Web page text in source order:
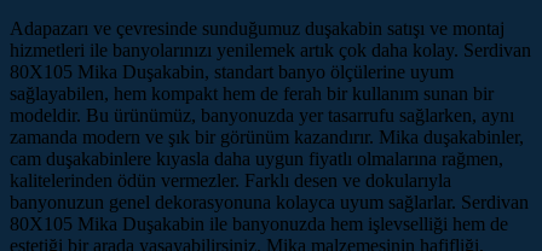
Adapazarı ve çevresinde sunduğumuz duşakabin satışı ve montaj
hizmetleri ile banyolarınızı yenilemek artık çok daha kolay. Serdivan
80X105 Mika Duşakabin, standart banyo ölçülerine uyum
sağlayabilen, hem kompakt hem de ferah bir kullanım sunan bir
modeldir. Bu ürünümüz, banyonuzda yer tasarrufu sağlarken, aynı
zamanda modern ve şık bir görünüm kazandırır. Mika duşakabinler,
cam duşakabinlere kıyasla daha uygun fiyatlı olmalarına rağmen,
kalitelerinden ödün vermezler. Farklı desen ve dokularıyla
banyonuzun genel dekorasyonuna kolayca uyum sağlarlar. Serdivan
80X105 Mika Duşakabin ile banyonuzda hem işlevselliği hem de
estetiği bir arada yaşayabilirsiniz. Mika malzemesinin hafifliği,